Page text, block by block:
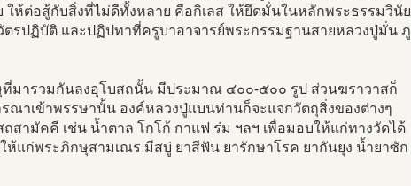
ให้ต่อสู้กับสิ่งที่ไม่ดีทั้งหลาย คือกิเลส ให้ยึดมั่นในหลักพระธรรมวินัย
รปฏิบัติ และปฏิปทาที่ครูบาอาจารย์พระกรรมฐานสายหลวงปู่มั่น ภู
ที่มารวมกันลงอุโบสถนั้น มีประมาณ ๔๐๐-๕๐๐ รูป ส่วนฆราวาสก็
าเข้าพรรษานั้น องค์หลวงปู่แบนท่านก็จะแจกวัตถุสิ่งของต่างๆ
สามัคคี เช่น น้ำตาล โกโก้ กาแฟ ร่ม ฯลฯ เพื่อมอบให้แก่ทางวัดได้
ห้แก่พระภิกษุสามเณร มีสบู่ ยาสีฟัน ยารักษาโรค ยากันยุง น้ำยาซัก